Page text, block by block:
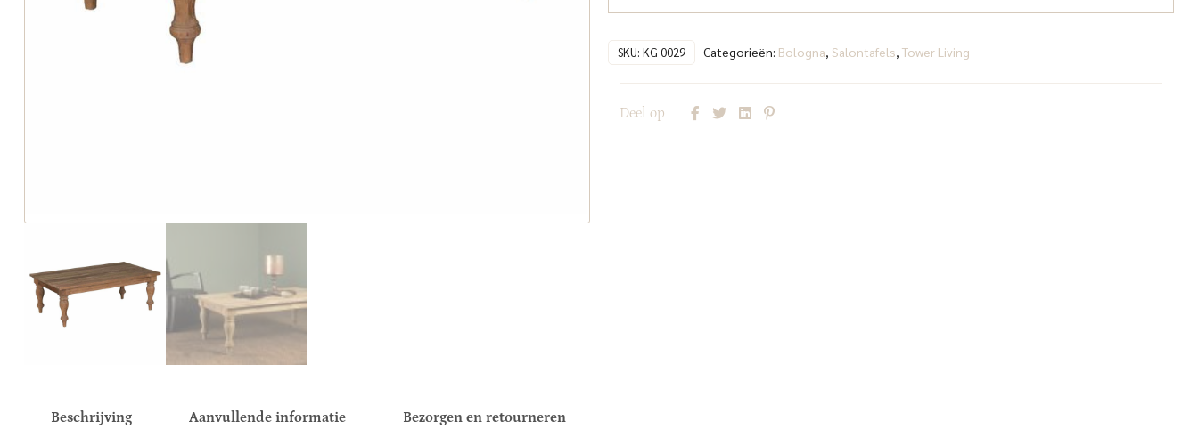
SKU: KG 0029 Categorieën: Bologna, Salontafels, Tower Living
Deel op
Beschrijving Aanvullende informatie Bezorgen en retourneren